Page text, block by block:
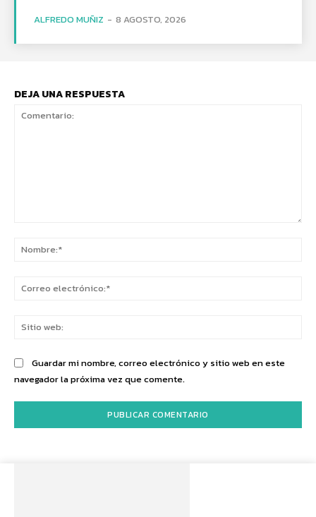
ALFREDO MUÑIZ - 8 AGOSTO, 2026
DEJA UNA RESPUESTA
Guardar mi nombre, correo electrónico y sitio web en este
navegador la próxima vez que comente.